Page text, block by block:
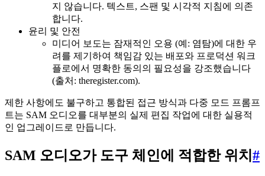
지 않습니다. 텍스트, 스팬 및 시각적 지침에 의존
합니다.
윤리 및 안전
미디어 보도는 잠재적인 오용 (예: 염탐)에 대한 우
려를 제기하여 책임감 있는 배포와 프로덕션 워크
플로에서 명확한 동의의 필요성을 강조했습니다
(출처: theregister.com).
제한 사항에도 불구하고 통합된 접근 방식과 다중 모드 프롬프
트는 SAM 오디오를 대부분의 실제 편집 작업에 대한 실용적
인 업그레이드로 만듭니다.
SAM 오디오가 도구 체인에 적합한 위치 #